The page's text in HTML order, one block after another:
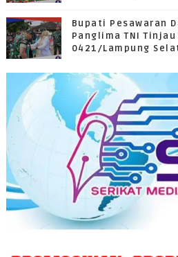
Bupati Pesawaran
Panglima TNI Tinjau
0421/Lampung